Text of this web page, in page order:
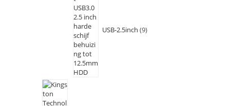
USB-2.5inch 9